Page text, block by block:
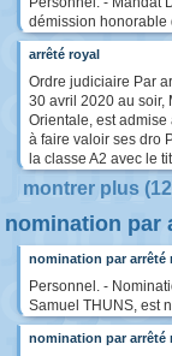
démission honorable
arrêté royal
Ordre judiciaire Par
30 avril 2020 au soir,
Orientale, est
à faire valoir ses dro
la classe A2 avec le
montrer plus
nomination par
nomination par arrêté
Personnel. -
Samuel THUNS, est
nomination par arrêté